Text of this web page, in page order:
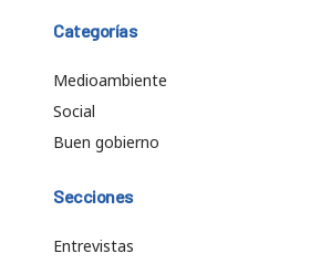
Categorías
Medioambiente
Social
Buen gobierno
Secciones
Entrevistas